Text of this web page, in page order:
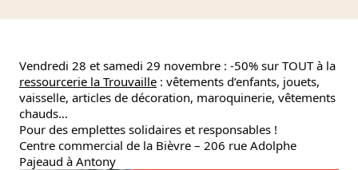
Vendredi 28 et samedi 29 novembre : -50% sur TOUT à la
ressourcerie la Trouvaille : vêtements d’enfants, jouets,
vaisselle, articles de décoration, maroquinerie, vêtements
chauds…
Pour des emplettes solidaires et responsables !
Centre commercial de la Bièvre – 206 rue Adolphe
Pajeaud à Antony